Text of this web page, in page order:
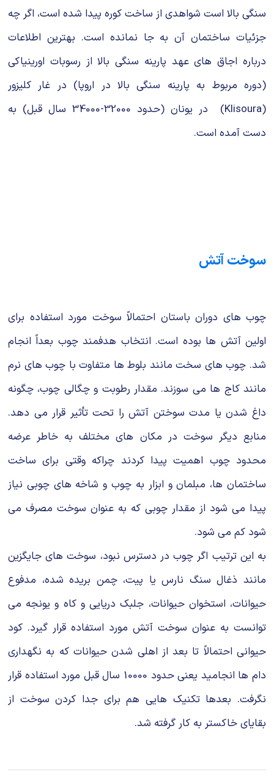
سنگی بالا است شواهدی از ساخت کوره پیدا شده است، اگر چه
جزئیات ساختمان آن به جا نمانده است. بهترین اطلاعات
درباره اجاق های عهد پارینه سنگی بالا از رسوبات اورینیاکی
(دوره مربوط به پارینه سنگی بالا در اروپا) در غار کلیزور
(Klisoura) در یونان (حدود 32000-34000 سال قبل) به
دست آمده است.
سوخت آتش
چوب های دوران باستان احتمالاً سوخت مورد استفاده برای
اولین آتش ها بوده است. انتخاب هدفمند چوب بعداً انجام
شد. چوب های سخت مانند بلوط ها متفاوت با چوب های نرم
مانند کاج ها می سوزند. مقدار رطوبت و چگالی چوب، چگونه
داغ شدن یا مدت سوختن آتش را تحت تأثیر قرار می دهد.
منابع دیگر سوخت در مکان های مختلف به خاطر عرضه
محدود چوب اهمیت پیدا کردند چراکه وقتی برای ساخت
ساختمان ها، مبلمان و ابزار به چوب و شاخه های چوبی نیاز
پیدا می شود از مقدار چوبی که به عنوان سوخت مصرف می
شود کم می شود.
به این ترتیب اگر چوب در دسترس نبود، سوخت های جایگزین
مانند ذغال سنگ نارس یا پیت، چمن بریده شده، مدفوع
حیوانات، استخوان حیوانات، جلبک دریایی و کاه و یونجه می
توانست به عنوان سوخت آتش مورد استفاده قرار گیرد. کود
حیوانی احتمالاً تا بعد از اهلی شدن حیوانات که به نگهداری
دام ها انجامید یعنی حدود 10000 سال قبل مورد استفاده قرار
نگرفت. بعدها تکنیک هایی هم برای جدا کردن سوخت از
بقایای خاکستر به کار گرفته شد.